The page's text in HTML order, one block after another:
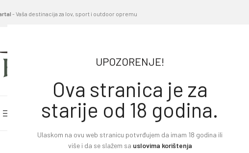
UPOZORENJE!
Ova stranica je za
starije od 18 godina.
Ulaskom na ovu web stranicu potvrđujem da imam 18 godina ili
više i da se slažem sa uslovima korištenja
- Vaša destinacija za lov, sport i outdoor opremu
PRETRAŽITE KATEGORIJE POČETNA STRANICABLOG OBJAVE
Home »Proizvodi »Optika VORTEX Crossfire II 4-12×44 BDC